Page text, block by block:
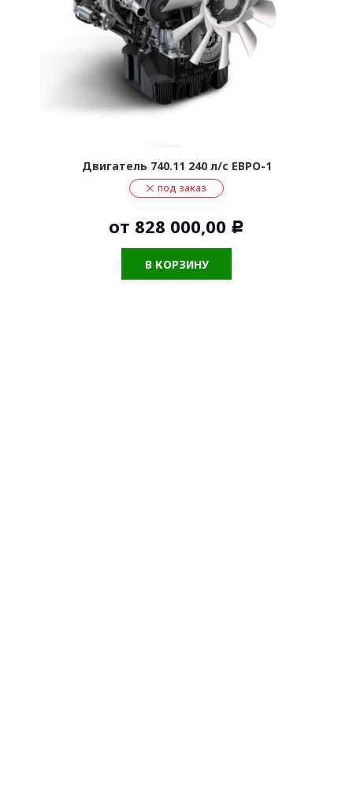
Двигатель 740.11 240 л/с ЕВРО-1
под заказ
от 828 000,00 Р
В КОРЗИНУ